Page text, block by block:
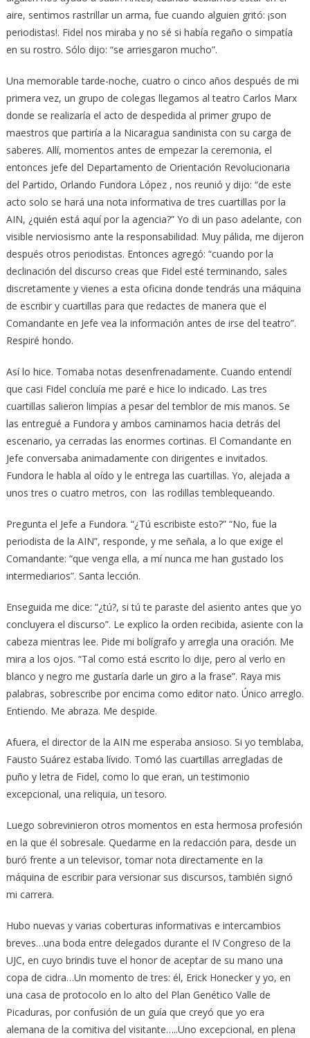
aire, sentimos rastrillar un arma, fue cuando alguien gritó: ¡son
periodistas!. Fidel nos miraba y no sé si había regaño o simpatía
en su rostro. Sólo dijo: “se arriesgaron mucho”.
Una memorable tarde-noche, cuatro o cinco años después de mi
primera vez, un grupo de colegas llegamos al teatro Carlos Marx
donde se realizaría el acto de despedida al primer grupo de
maestros que partiría a la Nicaragua sandinista con su carga de
saberes. Allí, momentos antes de empezar la ceremonia, el
entonces jefe del Departamento de Orientación Revolucionaria
del Partido, Orlando Fundora López , nos reunió y dijo: “de este
acto solo se hará una nota informativa de tres cuartillas por la
AIN, ¿quién está aquí por la agencia?” Yo di un paso adelante, con
visible nerviosismo ante la responsabilidad. Muy pálida, me dijeron
después otros periodistas. Entonces agregó: “cuando por la
declinación del discurso creas que Fidel esté terminando, sales
discretamente y vienes a esta oficina donde tendrás una máquina
de escribir y cuartillas para que redactes de manera que el
Comandante en Jefe vea la información antes de irse del teatro”.
Respiré hondo.
Así lo hice. Tomaba notas desenfrenadamente. Cuando entendí
que casi Fidel concluía me paré e hice lo indicado. Las tres
cuartillas salieron limpias a pesar del temblor de mis manos. Se
las entregué a Fundora y ambos caminamos hacia detrás del
escenario, ya cerradas las enormes cortinas. El Comandante en
Jefe conversaba animadamente con dirigentes e invitados.
Fundora le habla al oído y le entrega las cuartillas. Yo, alejada a
unos tres o cuatro metros, con las rodillas temblequeando.
Pregunta el Jefe a Fundora. “¿Tú escribiste esto?” “No, fue la
periodista de la AIN”, responde, y me señala, a lo que exige el
Comandante: “que venga ella, a mí nunca me han gustado los
intermediarios”. Santa lección.
Enseguida me dice: “¿tú?, si tú te paraste del asiento antes que yo
concluyera el discurso”. Le explico la orden recibida, asiente con la
cabeza mientras lee. Pide mi bolígrafo y arregla una oración. Me
mira a los ojos. “Tal como está escrito lo dije, pero al verlo en
blanco y negro me gustaría darle un giro a la frase”. Raya mis
palabras, sobrescribe por encima como editor nato. Único arreglo.
Entiendo. Me abraza. Me despide.
Afuera, el director de la AIN me esperaba ansioso. Si yo temblaba,
Fausto Suárez estaba lívido. Tomó las cuartillas arregladas de
puño y letra de Fidel, como lo que eran, un testimonio
excepcional, una reliquia, un tesoro.
Luego sobrevinieron otros momentos en esta hermosa profesión
en la que él sobresale. Quedarme en la redacción para, desde un
buró frente a un televisor, tomar nota directamente en la
máquina de escribir para versionar sus discursos, también signó
mi carrera.
Hubo nuevas y varias coberturas informativas e intercambios
breves…una boda entre delegados durante el IV Congreso de la
UJC, en cuyo brindis tuve el honor de aceptar de su mano una
copa de cidra…Un momento de tres: él, Erick Honecker y yo, en
una casa de protocolo en lo alto del Plan Genético Valle de
Picaduras, por confusión de un guía que creyó que yo era
alemana de la comitiva del visitante…..Uno excepcional, en plena